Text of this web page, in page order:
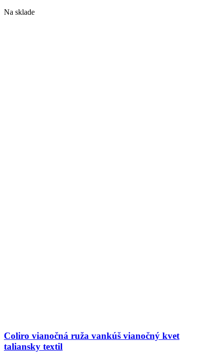
Na sklade
Coliro vianočná ruža vankúš vianočný kvet
taliansky textil